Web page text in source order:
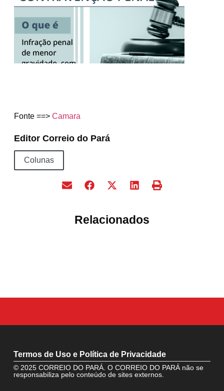
Fonte ==> Camara
Editor Correio do Pará
Colunas
Relacionados
Termos de Uso e Política de Privacidade
© 2025 CORREIO DO PARÁ. O CORREIO DO PARÁ não se
responsabiliza pelo conteúdo de sites externos.